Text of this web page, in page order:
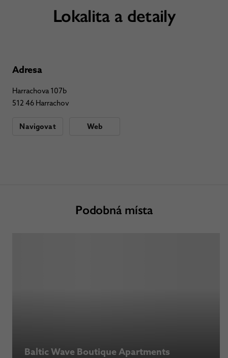
Lokalita a detaily
Adresa
Harrachova 107b
512 46 Harrachov
Navigovat Web
Podobná místa
Baltic Wave Boutique Apartments